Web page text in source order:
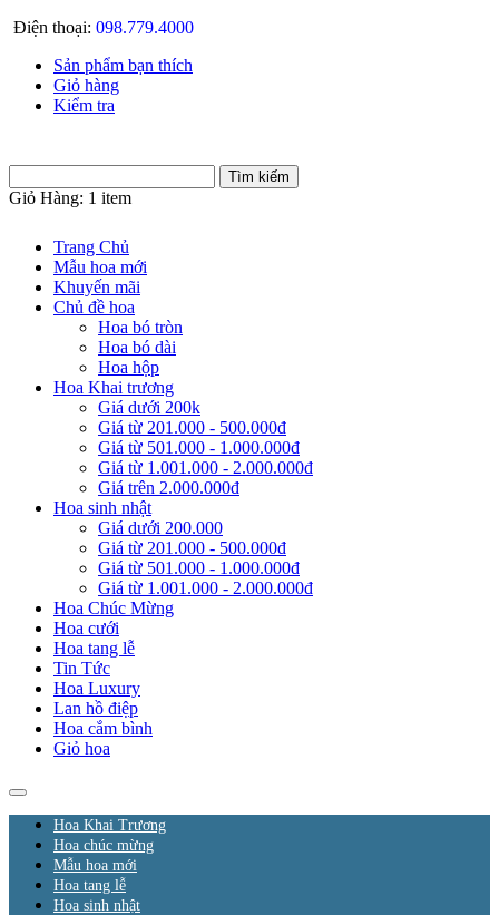
Điện thoại: 098.779.4000
Sản phẩm bạn thích
Giỏ hàng
Kiểm tra
Giỏ Hàng: 1 item
Trang Chủ
Mẫu hoa mới
Khuyến mãi
Chủ đề hoa
Hoa bó tròn
Hoa bó dài
Hoa hộp
Hoa Khai trương
Giá dưới 200k
Giá từ 201.000 - 500.000đ
Giá từ 501.000 - 1.000.000đ
Giá từ 1.001.000 - 2.000.000đ
Giá trên 2.000.000đ
Hoa sinh nhật
Giá dưới 200.000
Giá từ 201.000 - 500.000đ
Giá từ 501.000 - 1.000.000đ
Giá từ 1.001.000 - 2.000.000đ
Hoa Chúc Mừng
Hoa cưới
Hoa tang lễ
Tin Tức
Hoa Luxury
Lan hồ điệp
Hoa cắm bình
Giỏ hoa
Hoa Khai Trương
Hoa chúc mừng
Mẫu hoa mới
Hoa tang lễ
Hoa sinh nhật